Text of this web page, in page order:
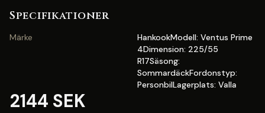
Specifikationer
Märke
HankookModell: Ventus Prime
4Dimension: 225/55
R17Säsong:
SommardäckFordonstyp:
PersonbilLagerplats: Valla
2144 SEK